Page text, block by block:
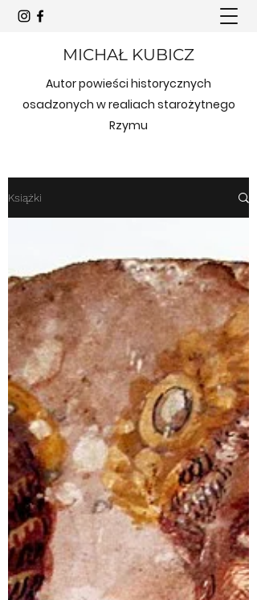
MICHAŁ KUBICZ
Autor powieści historycznych
osadzonych w realiach starożytnego
Rzymu
Książki